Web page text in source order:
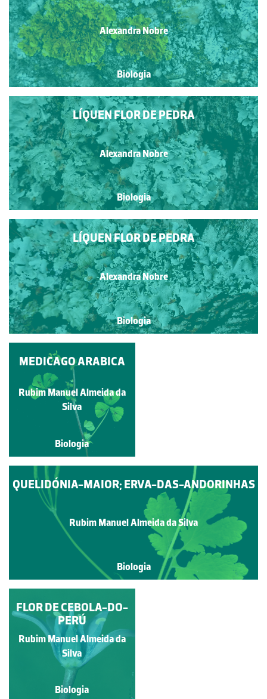
Alexandra Nobre
Biologia
LÍQUEN FLOR DE PEDRA
Alexandra Nobre
Biologia
LÍQUEN FLOR DE PEDRA
Alexandra Nobre
Biologia
ACER
PSEUDOPLATANUS
Rubim Manuel Almeida da
Silva
Biologia
QUELIDÓNIA-MAIOR; ERVA-DAS-ANDORINHAS
Rubim Manuel Almeida da Silva
Biologia
MEDICAGO ARABICA
Rubim Manuel Almeida da
Silva
Biologia
SELO-DE-SALOMÃO
Rubim Manuel Almeida da
Silva
Biologia
FLOR DE CEBOLA-DO-
PERÚ
Rubim Manuel Almeida da
Silva
Biologia